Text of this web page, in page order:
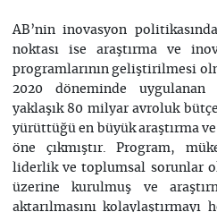
AB’nin inovasyon
noktası ise araştırma ve
programlarının geliştirilmesi
2020 döneminde uygulanan
yaklaşık 80 milyar avroluk
yürüttüğü en büyük araştırma
öne çıkmıştır. Program,
liderlik ve toplumsal sorunlar
üzerine kurulmuş ve
aktarılmasını kolaylaştırmayı